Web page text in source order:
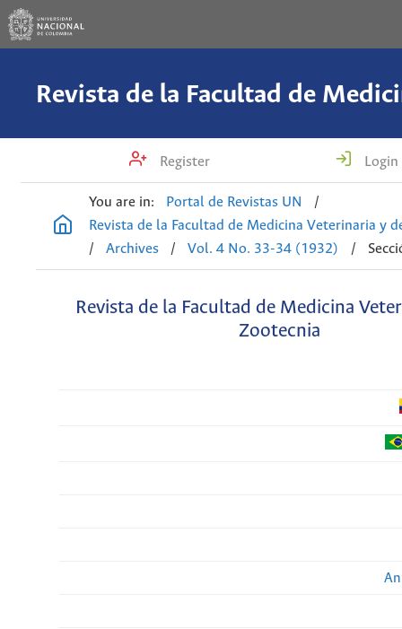
Register Login
You are in: Portal de Revistas UN
/
Revista de la Facultad de Medicina Veterinaria y
/
Archives / Vol. 4 No. 33-34 (1932) /
Revista de la Facultad de Medicina
Zootecnia